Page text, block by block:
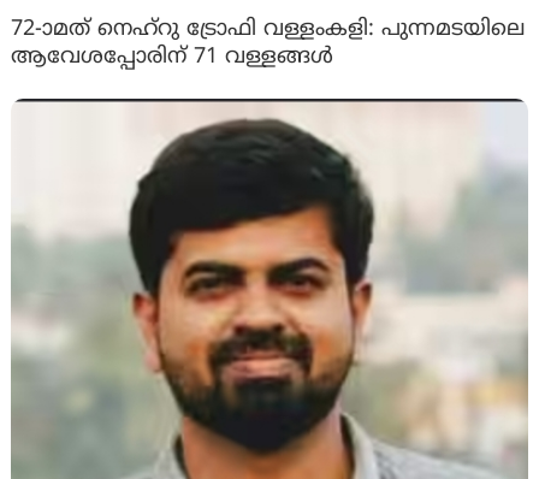
72-ാമത് നെഹ്‌റു ട്രോഫി വള്ളംകളി: പുന്നമടയിലെ
ആവേശപ്പോരിന് 71 വള്ളങ്ങള്‍